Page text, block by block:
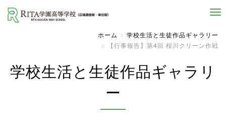
自己実現と社会貢献を志す人へ
ホーム
学校生活と生徒作品ギャラリー
【行事報告】第4回 桜川クリーン作戦
学校生活と生徒作品ギャラリ
ー